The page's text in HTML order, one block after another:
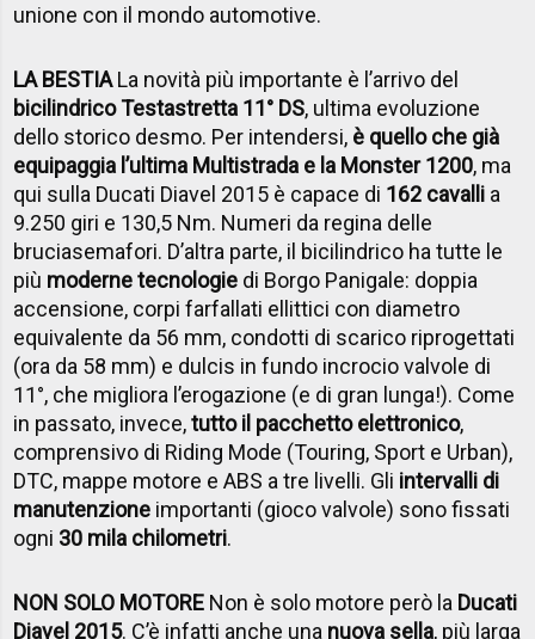
unione con il mondo automotive.
LA BESTIALa novità più importante è l’arrivo del
bicilindrico Testastretta 11° DS, ultima evoluzione
dello storico desmo. Per intendersi, è quello che già
equipaggia l’ultima Multistrada e la Monster 1200, ma
qui sulla Ducati Diavel 2015 è capace di 162 cavalli a
9.250 giri e 130,5 Nm. Numeri da regina delle
bruciasemafori. D’altra parte, il bicilindrico ha tutte le
più moderne tecnologie di Borgo Panigale: doppia
accensione, corpi farfallati ellittici con diametro
equivalente da 56 mm, condotti di scarico riprogettati
(ora da 58 mm) e dulcis in fundo incrocio valvole di
11°, che migliora l’erogazione (e di gran lunga!). Come
in passato, invece,tutto il pacchetto elettronico,
comprensivo di Riding Mode (Touring, Sport e Urban),
DTC, mappe motore e ABS a tre livelli. Gli intervalli di
manutenzione importanti (gioco valvole) sono fissati
ogni 30 mila chilometri.
NON SOLO MOTORE Non è solo motore però la Ducati
Diavel 2015. C’è infatti anche una nuova sella, più larga